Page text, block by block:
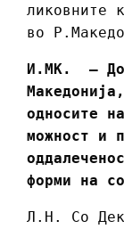
ликовните
во
И.МК. –
односите
можност и
форми на
Л.Н. Со